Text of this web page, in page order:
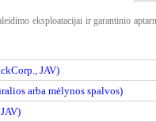
eksploatacijai ir garantinio
JAV)
arba mėlynos spalvos)